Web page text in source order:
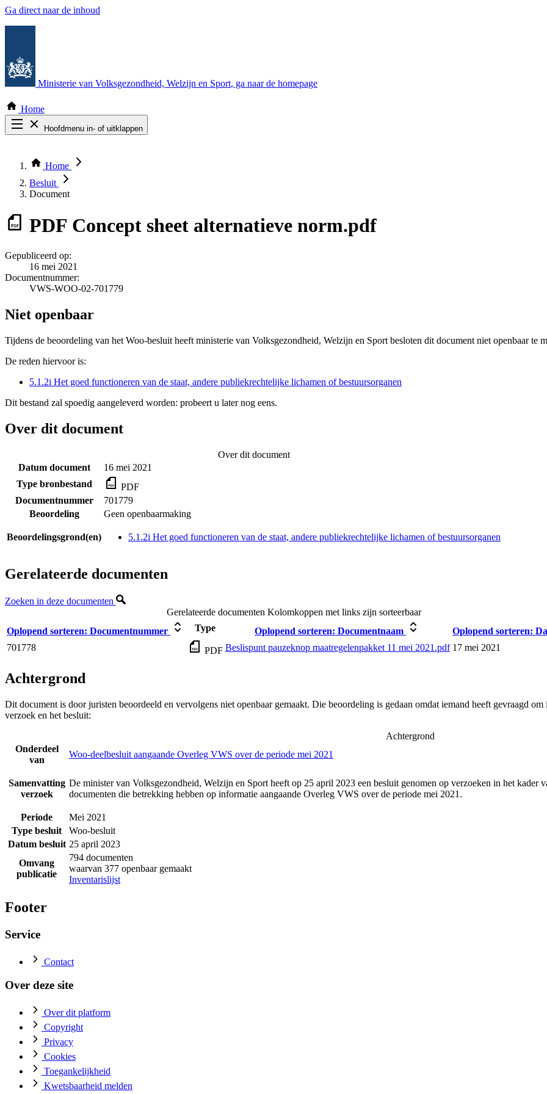
Ga direct naar de inhoud
Ministerie van Volksgezondheid, Welzijn en Sport, ga naar de homepage
Home
Hoofdmenu in- of uitklappen
Thema COVID-19
Bekijk per bestuursorgaan
Home
Besluit
Document
PDF Concept sheet alternatieve norm.pdf
Gepubliceerd op:
16 mei 2021
Documentnummer:
VWS-WOO-02-701779
Niet openbaar
Tijdens de beoordeling van het Woo-besluit heeft ministerie van Volksgezondheid, Welzijn en Sport besloten dit document niet openbaar te
De reden hiervoor is:
5.1.2i Het goed functioneren van de staat, andere publiekrechtelijke lichamen of bestuursorganen
Dit bestand zal spoedig aangeleverd worden: probeert u later nog eens.
Over dit document
Over dit document
Datum document
16 mei 2021
Type bronbestand
PDF
Documentnummer
701779
Beoordeling
Geen openbaarmaking
Beoordelingsgrond(en) 5.1.2i Het goed functioneren van de staat, andere publiekrechtelijke lichamen of bestuursorganen
Gerelateerde documenten
Zoeken in deze documenten
Gerelateerde documenten Kolomkoppen met links zijn sorteerbaar
Oplopend sorteren: Documentnummer Type Oplopend sorteren: Documentnaam Oplopend sorteren:
701778
PDF Beslispunt pauzeknop maatregelenpakket 11 mei 2021.pdf 17 mei 2021
Achtergrond
Dit document is door juristen beoordeeld en vervolgens niet openbaar gemaakt. Die beoordeling is gedaan omdat iemand heeft gevraagd
verzoek en het besluit:
Achtergrond
Onderdeel
van
Woo-deelbesluit aangaande Overleg VWS over de periode mei 2021
Samenvatting
verzoek
De minister van Volksgezondheid, Welzijn en Sport heeft op 25 april 2023 een besluit genomen op verzoeken in het kader
documenten die betrekking hebben op informatie aangaande Overleg VWS over de periode mei 2021.
Periode
Mei 2021
Type besluit
Woo-besluit
Datum besluit 25 april 2023
Omvang
publicatie
794 documenten
waarvan 377 openbaar gemaakt
Inventarislijst
Footer
Service
Contact
Over deze site
Over dit platform
Copyright
Privacy
Cookies
Toegankelijkheid
Kwetsbaarheid melden